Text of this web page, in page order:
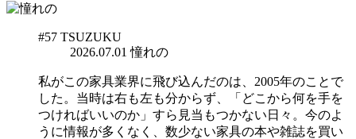
#57 TSUZUKU
2026.07.01 憧れの
私がこの家具業界に飛び込んだのは、2005年のことで
した。当時は右も左も分からず、「どこから何を手を
つければいいのか」すら見当もつかない日々。今のよ
うに情報が多くなく、数少ない家具の本や雑誌を買い